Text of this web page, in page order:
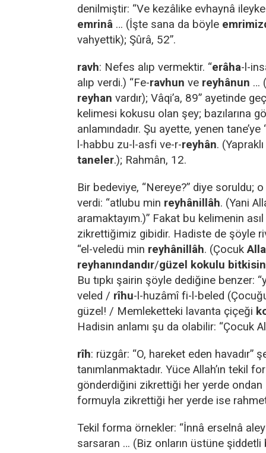
denilmiştir: “Ve kezâlike evhaynâ ileyke
emrinâ … (İşte sana da böyle
vahyettik); Şûrâ, 52”.
ravh: Nefes alıp vermektir. “erâha-l-
alıp verdi.) “Fe-ravhun ve reyhânun …
reyhan vardır); Vâqi’a, 89” ayetinde
kelimesi kokusu olan şey; bazılarına
anlamındadır. Şu ayette, yenen tane’ye ‘
l-habbu zu-l-asfi ve-r-reyhân.
taneler.); Rahmân, 12.
Bir bedeviye, “Nereye?” diye soruldu;
verdi: “atlubu min reyhânillâh. (Yani
aramaktayım.)” Fakat bu kelimenin asıl
zikrettiğimiz gibidir. Hadiste de şöyle
“el-veledü min reyhânillâh. (Çocuk
reyhanındandır/güzel kokulu
Bu tıpkı şairin şöyle dediğine benzer:
veled / rîhu-l-huzâmî fi-l-beled
güzel! / Memleketteki lavanta çiçeği
Hadisin anlamı şu da olabilir: “Çocuk
rîh: rüzgâr: “O, hareket eden havadır”
tanımlanmaktadır. Yüce Allah’ın tekil
gönderdiğini zikrettiği her yerde ondan
formuyla zikrettiği her yerde ise
Tekil forma örnekler: “İnnâ erselnâ
sarsaran … (Biz onların üstüne